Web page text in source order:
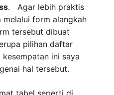
. Agar lebih praktis
melalui form alangkah
tersebut dibuat
pilihan daftar
ini saya
hal tersebut.
tabel seperti di